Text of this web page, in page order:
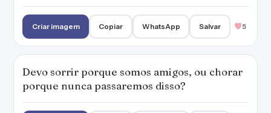
Criar imagem Copiar WhatsApp Salvar 5
Devo sorrir porque somos amigos, ou chorar
porque nunca passaremos disso?